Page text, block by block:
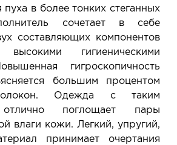
в более тонких стеганных
сочетает в себе
составляющих компонентов
гигиеническими
гигроскопичность
большим процентом
Одежда с таким
отлично поглощает пары
влаги кожи. Легкий, упругий,
принимает очертания